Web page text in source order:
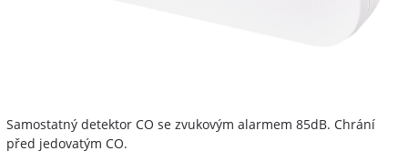
Samostatný detektor CO se zvukovým alarmem 85dB. Chrání
před jedovatým CO.